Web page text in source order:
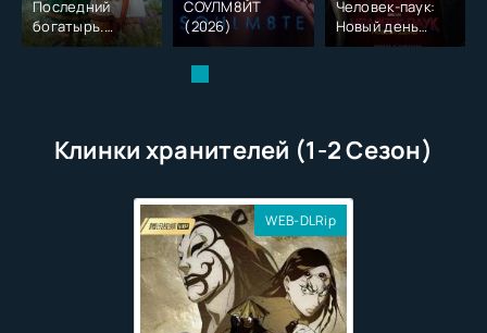
Последний
богатырь.
Колобок (2026)
СОУЛМ8ЙТ
(2026)
Человек-паук:
Новый день
(2026)
Клинки хранителей (1-2 Сезон)
WEB-DLRip